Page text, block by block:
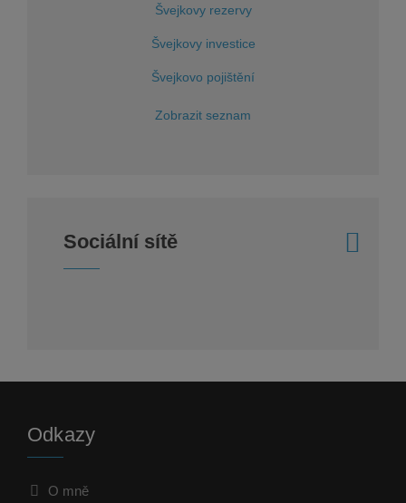
Švejkovy rezervy
Švejkovy investice
Švejkovo pojištění
Zobrazit seznam
Sociální sítě
Odkazy
O mně